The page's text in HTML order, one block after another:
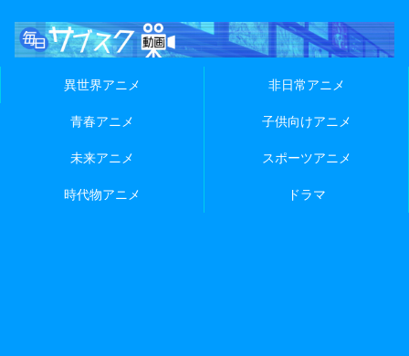
異世界アニメ 非日常アニメ
青春アニメ 子供向けアニメ
未来アニメ スポーツアニメ
時代物アニメ ドラマ